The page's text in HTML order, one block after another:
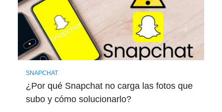
SNAPCHAT
¿Por qué Snapchat no carga las fotos que
subo y cómo solucionarlo?